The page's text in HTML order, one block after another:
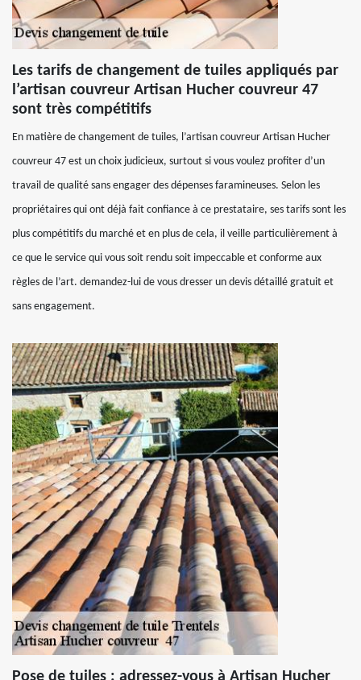
Les tarifs de changement de tuiles appliqués par
l’artisan couvreur Artisan Hucher couvreur 47
sont très compétitifs
En matière de changement de tuiles, l’artisan couvreur Artisan Hucher
couvreur 47 est un choix judicieux, surtout si vous voulez profiter d’un
travail de qualité sans engager des dépenses faramineuses. Selon les
propriétaires qui ont déjà fait confiance à ce prestataire, ses tarifs sont les
plus compétitifs du marché et en plus de cela, il veille particulièrement à
ce que le service qui vous soit rendu soit impeccable et conforme aux
règles de l’art. demandez-lui de vous dresser un devis détaillé gratuit et
sans engagement.
Pose de tuiles : adressez-vous à Artisan Hucher